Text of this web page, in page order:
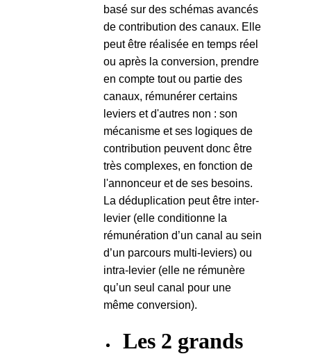
basé sur des schémas avancés
de contribution des canaux. Elle
peut être réalisée en temps réel
ou après la conversion, prendre
en compte tout ou partie des
canaux, rémunérer certains
leviers et d'autres non : son
mécanisme et ses logiques de
contribution peuvent donc être
très complexes, en fonction de
l'annonceur et de ses besoins.
La déduplication peut être inter-
levier (elle conditionne la
rémunération d’un canal au sein
d’un parcours multi-leviers) ou
intra-levier (elle ne rémunère
qu’un seul canal pour une
même conversion).
Les 2 grands